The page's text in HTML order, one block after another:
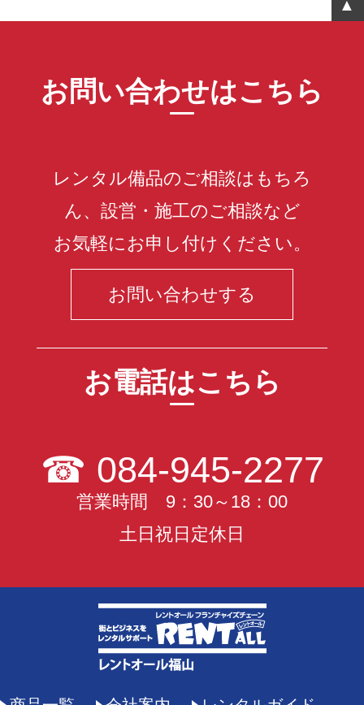
お問い合わせはこちら
レンタル備品のご相談はもちろ
ん、設営・施工のご相談など
お気軽にお申し付けください。
お問い合わせする
お電話はこちら
☎ 084-945-2277
営業時間 9：30～18：00
土日祝日定休日